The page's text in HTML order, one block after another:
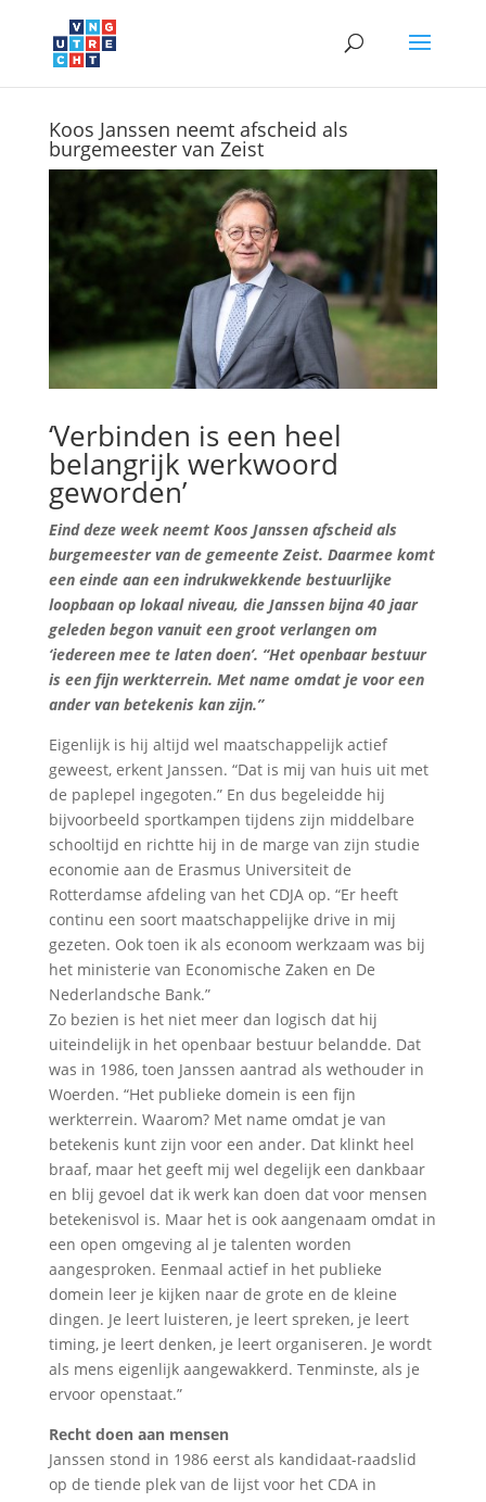
Koos Janssen neemt afscheid als
burgemeester van Zeist
‘Verbinden is een heel
belangrijk werkwoord
geworden’
Eind deze week neemt Koos Janssen afscheid als
burgemeester van de gemeente Zeist. Daarmee komt
een einde aan een indrukwekkende bestuurlijke
loopbaan op lokaal niveau, die Janssen bijna 40 jaar
geleden begon vanuit een groot verlangen om
‘iedereen mee te laten doen’. “Het openbaar bestuur
is een fijn werkterrein. Met name omdat je voor een
ander van betekenis kan zijn.”
Eigenlijk is hij altijd wel maatschappelijk actief
geweest, erkent Janssen. “Dat is mij van huis uit met
de paplepel ingegoten.” En dus begeleidde hij
bijvoorbeeld sportkampen tijdens zijn middelbare
schooltijd en richtte hij in de marge van zijn studie
economie aan de Erasmus Universiteit de
Rotterdamse afdeling van het CDJA op. “Er heeft
continu een soort maatschappelijke drive in mij
gezeten. Ook toen ik als econoom werkzaam was bij
het ministerie van Economische Zaken en De
Nederlandsche Bank.”
Zo bezien is het niet meer dan logisch dat hij
uiteindelijk in het openbaar bestuur belandde. Dat
was in 1986, toen Janssen aantrad als wethouder in
Woerden. “Het publieke domein is een fijn
werkterrein. Waarom? Met name omdat je van
betekenis kunt zijn voor een ander. Dat klinkt heel
braaf, maar het geeft mij wel degelijk een dankbaar
en blij gevoel dat ik werk kan doen dat voor mensen
betekenisvol is. Maar het is ook aangenaam omdat in
een open omgeving al je talenten worden
aangesproken. Eenmaal actief in het publieke
domein leer je kijken naar de grote en de kleine
dingen. Je leert luisteren, je leert spreken, je leert
timing, je leert denken, je leert organiseren. Je wordt
als mens eigenlijk aangewakkerd. Tenminste, als je
ervoor openstaat.”
Recht doen aan mensen
Janssen stond in 1986 eerst als kandidaat-raadslid
op de tiende plek van de lijst voor het CDA in